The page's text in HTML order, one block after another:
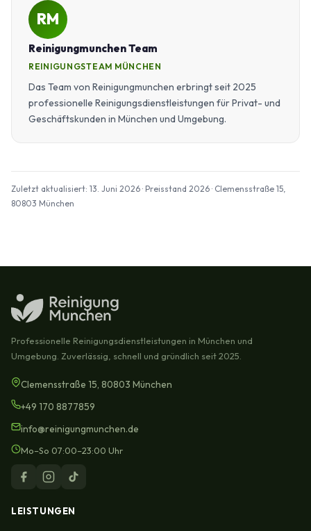
RM
Reinigungmunchen Team
REINIGUNGSTEAM MÜNCHEN
Das Team von Reinigungmunchen erbringt seit 2025
professionelle Reinigungsdienstleistungen für Privat- und
Geschäftskunden in München und Umgebung.
Zuletzt aktualisiert: 13. Juni 2026 · Preisstand 2026 · Clemensstraße 15,
80803 München
Professionelle Reinigungsdienstleistungen in München und
Umgebung. Zuverlässig, schnell und gründlich seit 2025.
Clemensstraße 15, 80803 München
+49 170 8877859
info@reinigungmunchen.de
Mo–So 07:00–23:00 Uhr
LEISTUNGEN